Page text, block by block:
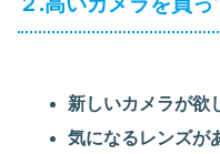
新しいカメラが欲
気になるレンズが